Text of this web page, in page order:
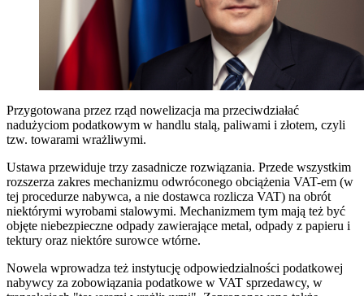
Przygotowana przez rząd nowelizacja ma przeciwdziałać
nadużyciom podatkowym w handlu stalą, paliwami i złotem, czyli
tzw. towarami wrażliwymi.
Ustawa przewiduje trzy zasadnicze rozwiązania. Przede wszystkim
rozszerza zakres mechanizmu odwróconego obciążenia VAT-em (w
tej procedurze nabywca, a nie dostawca rozlicza VAT) na obrót
niektórymi wyrobami stalowymi. Mechanizmem tym mają też być
objęte niebezpieczne odpady zawierające metal, odpady z papieru i
tektury oraz niektóre surowce wtórne.
Nowela wprowadza też instytucję odpowiedzialności podatkowej
nabywcy za zobowiązania podatkowe w VAT sprzedawcy, w